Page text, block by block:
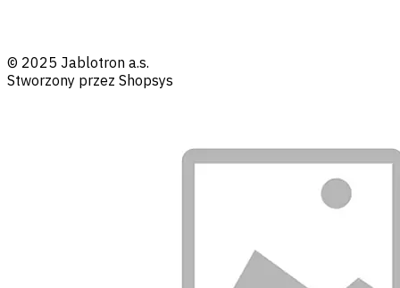
© 2025 Jablotron a.s.
Stworzony przez Shopsys